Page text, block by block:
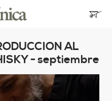
AL
- septiembre